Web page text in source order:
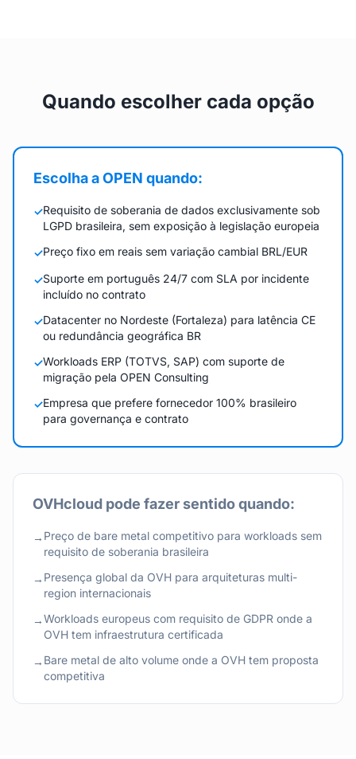
Quando escolher cada opção
Escolha a OPEN quando:
✓Requisito de soberania de dados exclusivamente sob
LGPD brasileira, sem exposição à legislação europeia
✓Preço fixo em reais sem variação cambial BRL/EUR
✓Suporte em português 24/7 com SLA por incidente
incluído no contrato
✓Datacenter no Nordeste (Fortaleza) para latência CE
ou redundância geográfica BR
✓Workloads ERP (TOTVS, SAP) com suporte de
migração pela OPEN Consulting
✓Empresa que prefere fornecedor 100% brasileiro
para governança e contrato
OVHcloud pode fazer sentido quando:
→ Preço de bare metal competitivo para workloads sem
requisito de soberania brasileira
→ Presença global da OVH para arquiteturas multi-
region internacionais
→Workloads europeus com requisito de GDPR onde a
OVH tem infraestrutura certificada
→ Bare metal de alto volume onde a OVH tem proposta
competitiva